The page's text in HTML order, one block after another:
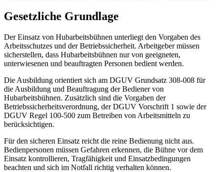
Gesetzliche Grundlage
Der Einsatz von Hubarbeitsbühnen unterliegt den Vorgaben des
Arbeitsschutzes und der Betriebssicherheit. Arbeitgeber müssen
sicherstellen, dass Hubarbeitsbühnen nur von geeigneten,
unterwiesenen und beauftragten Personen bedient werden.
Die Ausbildung orientiert sich am DGUV Grundsatz 308-008 für
die Ausbildung und Beauftragung der Bediener von
Hubarbeitsbühnen. Zusätzlich sind die Vorgaben der
Betriebssicherheitsverordnung, der DGUV Vorschrift 1 sowie der
DGUV Regel 100-500 zum Betreiben von Arbeitsmitteln zu
berücksichtigen.
Für den sicheren Einsatz reicht die reine Bedienung nicht aus.
Bedienpersonen müssen Gefahren erkennen, die Bühne vor dem
Einsatz kontrollieren, Tragfähigkeit und Einsatzbedingungen
beachten und sich im Notfall richtig verhalten können.